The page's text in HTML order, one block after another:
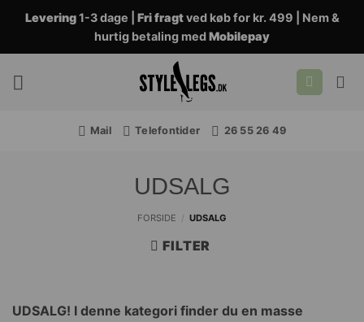
Fortsæt
indhold
Levering1-3 dage | Fri fragtved køb for kr. 499 | Nem &
hurtig betaling medMobilepay
Mail Telefontider 26 55 26 49
UDSALG
FORSIDE / UDSALG
FILTER
UDSALG! I denne kategori finder du en masse